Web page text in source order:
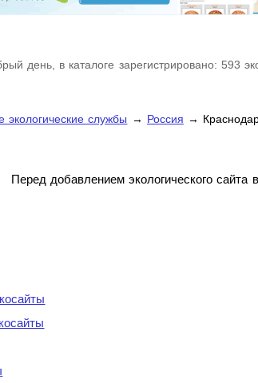
день, в каталоге зарегистрировано: 593
экологические службы → Россия →
Перед добавлением экологического сайта